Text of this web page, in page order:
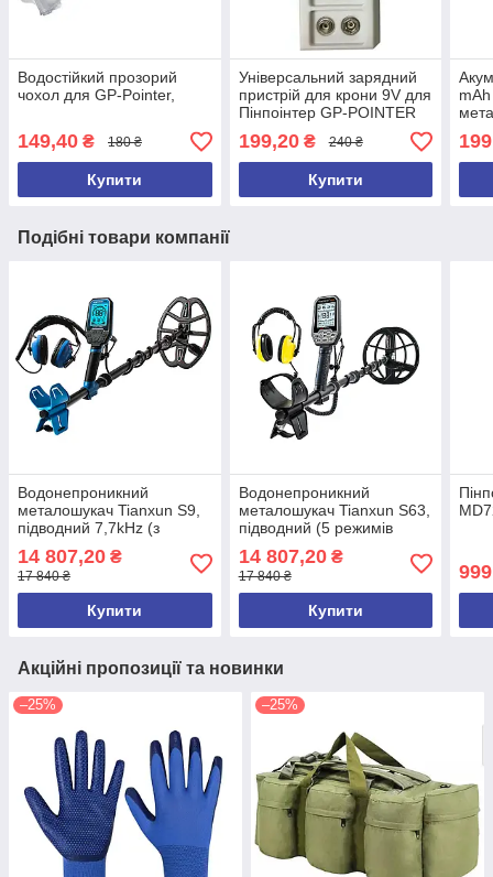
Водостійкий прозорий
чохол для GP-Pointer,
149,40 ₴ 180 ₴
Купити
Універсальний зарядний
пристрій для крони 9V для
Пінпоінтер GP-POINTER
199,20₴ 240 ₴
Купити
Подібні товари компанії
Водонепроникний
металошукач Tianxun S9,
підводний 7,7kHz (з
акумулятором)
14 807,20 ₴
17 840 ₴
Купити
Водонепроникний
металошукач Tianxun S63,
підводний (5 режимів
15kHz, 20kHz, 40kHz)
14 807,20₴
17 840 ₴
Купити
Акційні пропозиції та новинки
–25% –25%